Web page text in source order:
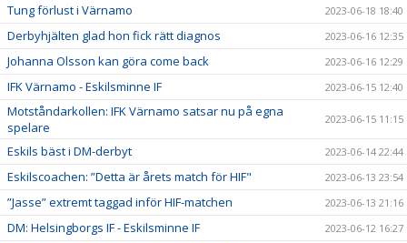
Tung förlust i Värnamo 2023-06-18 18:40
Derbyhjälten glad hon fick rätt diagnos 2023-06-16 12:35
Johanna Olsson kan göra come back 2023-06-16 12:29
IFK Värnamo - Eskilsminne IF 2023-06-15 12:40
Motståndarkollen: IFK Värnamo satsar nu på egna
spelare
2023-06-15 11:15
Eskils bäst i DM-derbyt 2023-06-14 22:44
Eskilscoachen: ”Detta är årets match för HIF" 2023-06-13 23:54
”Jasse” extremt taggad inför HIF-matchen 2023-06-13 21:16
DM: Helsingborgs IF - Eskilsminne IF 2023-06-12 16:27